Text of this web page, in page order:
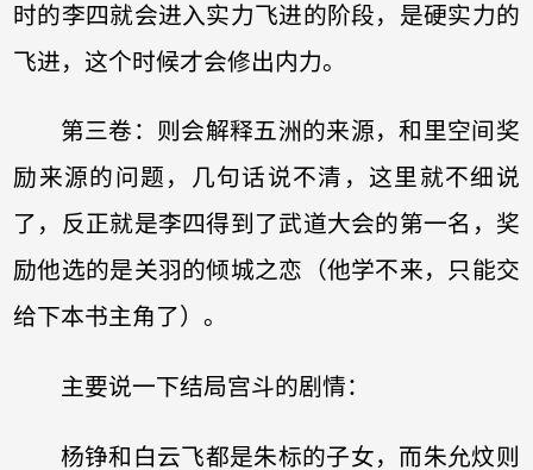
时的李四就会进入实力飞进的阶段，是硬实力的
飞进，这个时候才会修出内力。
第三卷：则会解释五洲的来源，和里空间奖
励来源的问题，几句话说不清，这里就不细说
了，反正就是李四得到了武道大会的第一名，奖
励他选的是关羽的倾城之恋（他学不来，只能交
给下本书主角了）。
主要说一下结局宫斗的剧情：
杨铮和白云飞都是朱标的子女，而朱允炆则